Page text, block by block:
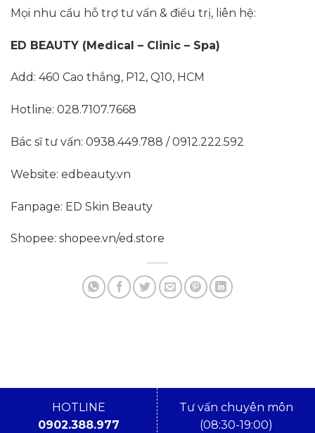
Mọi nhu cầu hỗ trợ tư vấn & điều trị, liên hệ:
ED BEAUTY (Medical – Clinic – Spa)
Add: 460 Cao thắng, P12, Q10, HCM
Hotline: 028.7107.7668
Bác sĩ tư vấn: 0938.449.788 / 0912.222.592
Website: edbeauty.vn
Fanpage: ED Skin Beauty
Shopee: shopee.vn/ed.store
HOTLINE
0902.388.977
Tư vấn chuyên môn
(08:30-19:00)